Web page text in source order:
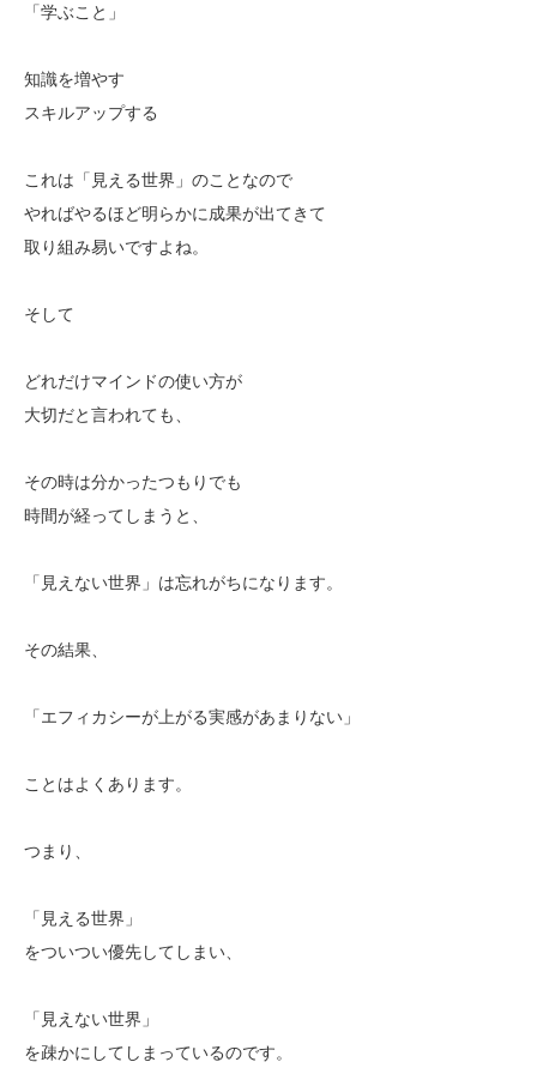
「学ぶこと」
知識を増やす
スキルアップする
これは「見える世界」のことなので
やればやるほど明らかに成果が出てきて
取り組み易いですよね。
そして
どれだけマインドの使い方が
大切だと言われても、
その時は分かったつもりでも
時間が経ってしまうと、
「見えない世界」は忘れがちになります。
その結果、
「エフィカシーが上がる実感があまりない」
ことはよくあります。
つまり、
「見える世界」
をついつい優先してしまい、
「見えない世界」
を疎かにしてしまっているのです。